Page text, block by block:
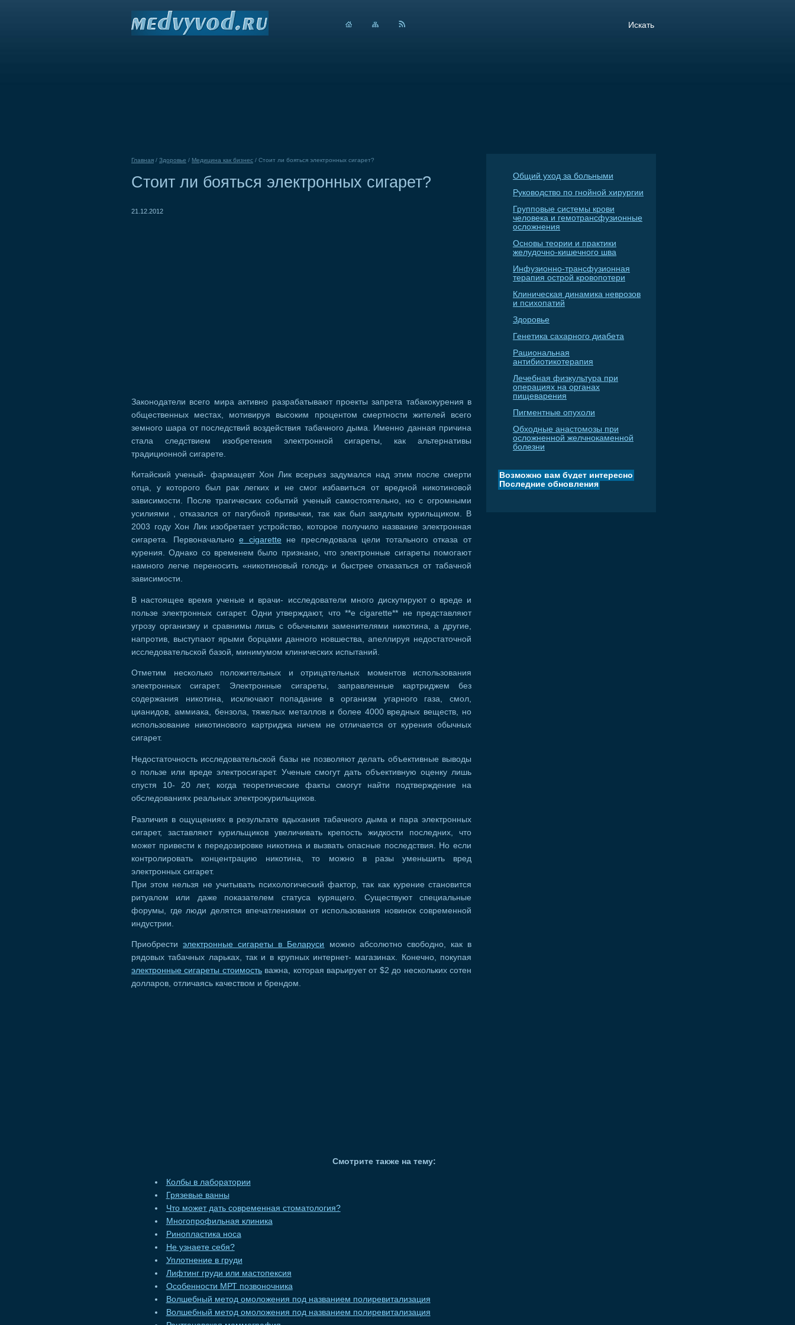
Главная / Здоровье / Медицина как бизнес / Стоит ли бояться электронных сигарет?
Стоит ли бояться электронных сигарет?
21.12.2012
Законодатели всего мира активно разрабатывают проекты запрета табакокурения в
общественных местах, мотивируя высоким процентом смертности жителей всего
земного шара от последствий воздействия табачного дыма. Именно данная причина
стала следствием изобретения электронной сигареты, как альтернативы
традиционной сигарете.
Китайский ученый- фармацевт Хон Лик всерьез задумался над этим после смерти
отца, у которого был рак легких и не смог избавиться от вредной никотиновой
зависимости. После трагических событий ученый самостоятельно, но с огромными
усилиями , отказался от пагубной привычки, так как был заядлым курильщиком. В
2003 году Хон Лик изобретает устройство, которое получило название электронная
сигарета. Первоначальноe cigarette не преследовала цели тотального отказа от
курения. Однако со временем было признано, что электронные сигареты помогают
намного легче переносить «никотиновый голод» и быстрее отказаться от табачной
зависимости.
В настоящее время ученые и врачи- исследователи много дискутируют о вреде и
пользе электронных сигарет. Одни утверждают, что **e cigarette** не представляют
угрозу организму и сравнимы лишь с обычными заменителями никотина, а другие,
напротив, выступают ярыми борцами данного новшества, апеллируя недостаточной
исследовательской базой, минимумом клинических испытаний.
Отметим несколько положительных и отрицательных моментов использования
электронных сигарет. Электронные сигареты, заправленные картриджем без
содержания никотина, исключают попадание в организм угарного газа, смол,
цианидов, аммиака, бензола, тяжелых металлов и более 4000 вредных веществ, но
использование никотинового картриджа ничем не отличается от курения обычных
сигарет.
Недостаточность исследовательской базы не позволяют делать объективные выводы
о пользе или вреде электросигарет. Ученые смогут дать объективную оценку лишь
спустя 10- 20 лет, когда теоретические факты смогут найти подтверждение на
обследованиях реальных электрокурильщиков.
Различия в ощущениях в результате вдыхания табачного дыма и пара электронных
сигарет, заставляют курильщиков увеличивать крепость жидкости последних, что
может привести к передозировке никотина и вызвать опасные последствия. Но если
контролировать концентрацию никотина, то можно в разы уменьшить вред
электронных сигарет.
При этом нельзя не учитывать психологический фактор, так как курение становится
ритуалом или даже показателем статуса курящего. Существуют специальные
форумы, где люди делятся впечатлениями от использования новинок современной
индустрии.
Приобрестиэлектронные сигареты в Беларуси можно абсолютно свободно, как в
рядовых табачных ларьках, так и в крупных интернет- магазинах. Конечно, покупая
электронные сигареты стоимостьважна, которая варьирует от $2 до нескольких сотен
долларов, отличаясь качеством и брендом.
Смотрите также на тему:
Колбы в лаборатории
Грязевые ванны
Что может дать современная стоматология?
Многопрофильная клиника
Ринопластика носа
Не узнаете себя?
Уплотнение в груди
Лифтинг груди или мастопексия
Особенности МРТ позвоночника
Волшебный метод омоложения под названием полиревитализация
Волшебный метод омоложения под названием полиревитализация
Общий уход за больными
Руководство по гнойной хирургии
Групповые системы крови
человека и гемотрансфузионные
осложнения
Основы теории и практики
желудочно-кишечного шва
Инфузионно-трансфузионная
терапия острой кровопотери
Клиническая динамика неврозов
и психопатий
Здоровье
Генетика сахарного диабета
Рациональная
антибиотикотерапия
Лечебная физкультура при
операциях на органах
пищеварения
Пигментные опухоли
Обходные анастомозы при
осложненной желчнокаменной
болезни
Возможно вам будет интересно
Последние обновления